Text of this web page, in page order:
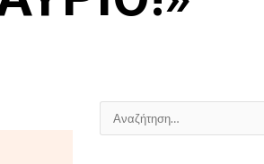
Αναζήτηση
για: